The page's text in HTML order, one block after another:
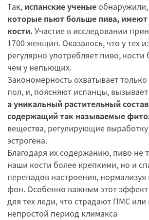
Так, испанские ученыеобнаружили,
которые пьют больше пива, имеют
кости. Участие в исследовании
1700 женщин. Оказалось, что у тех
регулярно употребляет пиво,
чем у непьющих.
Закономерность охватывает
пол, и, поясняют испанцы, вызывает
а уникальный растительный
содержащий так называемые
вещества, регулирующие
эстрогена.
Благодаря их содержанию, пиво не
наши кости более крепкими, но и
перепадов настроения,
фон. Особенно важным этот эффект
для тех леди, что страдают ПМС или
непростой период климакса